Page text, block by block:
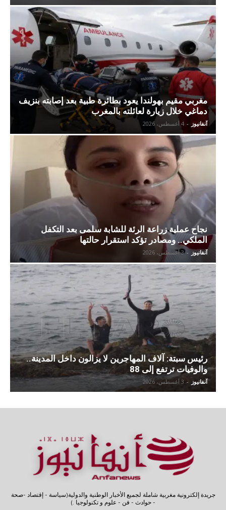
مغربي مقيم بهولندا يعود بطائرة طبية بعد إصابته بنزيف
دماغي خلال زيارة لعائلته بالمغرب
آنفانيوز - 4 أغسطس، 2026
نجاح عملية زراعة الرئة للشابة سلمى بعد التكفل
الملكي.. ومصادر تؤكد استقرار حالتها
آنفانيوز - 3 أغسطس، 2026
رئيس سبتة: آلاف المهاجرين لا يزالون داخل المدينة..
والوفيات ترتفع إلى 88
آنفانيوز - 3 أغسطس، 2026
جريدة إلكترونية مغربية شاملة لجميع الأخبار الوطنية والدولية(سياسة - إقتصاد -صحة
- حوادث - فن - علوم و تكنولوجيا .)